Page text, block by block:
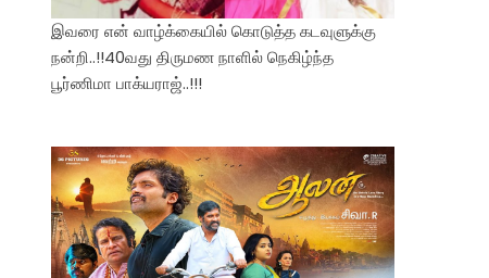
இவரை என் வாழ்க்கையில் கொடுத்த கடவுளுக்கு
நன்றி..!!40வது திருமண நாளில் நெகிழ்ந்த
பூர்ணிமா பாக்யராஜ்..!!!